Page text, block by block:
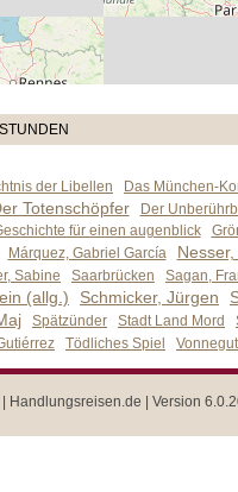
der Libellen Das München-
Totenschöpfer
Der
für einen augenblick
Márquez, Gabriel García
Sabine Saarbrücken
Sagan,
(allg.) Schmicker, Jürgen
Spätzünder Stadt Land Mord
Tödliches Spiel
Handlungsreisen.de | Version